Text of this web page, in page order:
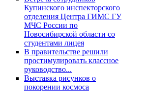
Купинского инспекторского
отделения Центра ГИМС ГУ
МЧС России по
Новосибирской области со
студентами лицея
В правительстве решили
простимулировать классное
руководство...
Выставка рисунков о
покорении космоса